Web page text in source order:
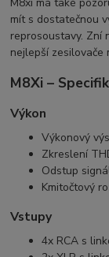
mít s dostatečnou
reprosoustavy. Zní
nejlepší zesilovače
M8Xi –
Výkon
Výkonový
Zkreslení
Odstup
Kmitočtový
Vstupy
4x RCA s